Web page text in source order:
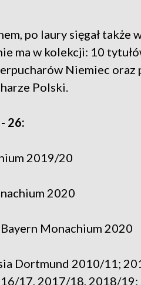
po laury sięgał także
ma w kolekcji: 10
Niemiec oraz
Polski.
26:
2019/20
2020
Monachium 2020
Dortmund 2010/11;
17, 2017/18, 2018/